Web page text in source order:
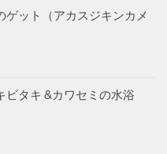
ゲット（アカスジキンカメ
ビタキ &カワセミの水浴